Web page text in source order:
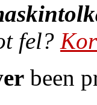
fel?
been